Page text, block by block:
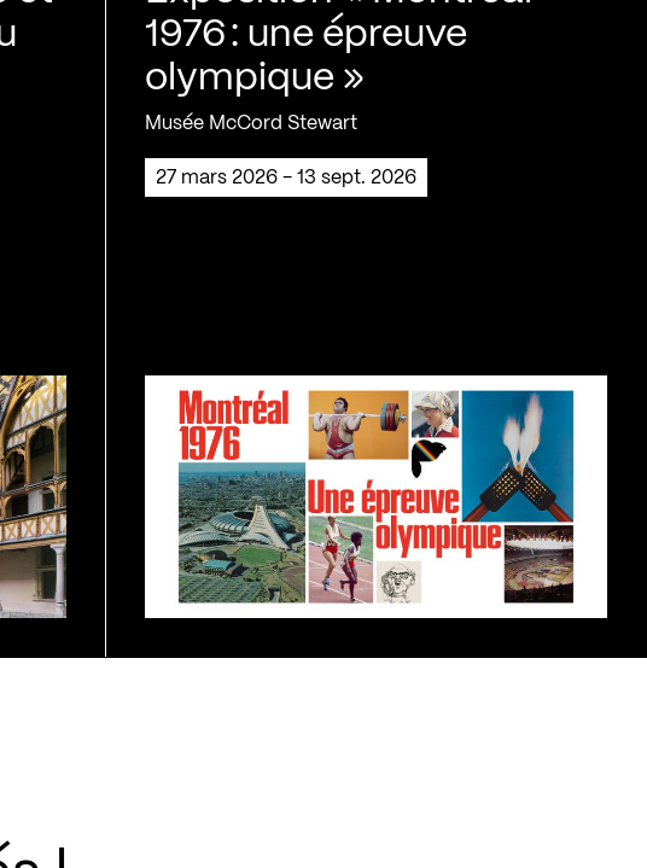
1976 : une épreuve
olympique »
Musée McCord Stewart
27 mars 2026 - 13 sept. 2026